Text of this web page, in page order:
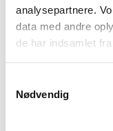
analysepartnere.
data med andre
de har indsamlet
Nødvendig